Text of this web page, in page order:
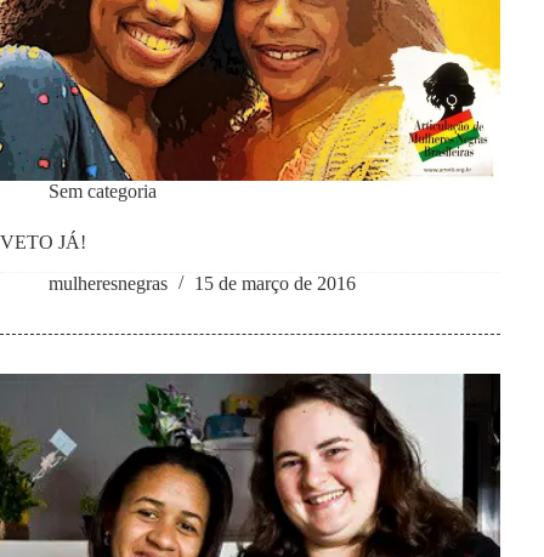
Sem categoria
VETO JÁ!
mulheresnegras
15 de março de 2016